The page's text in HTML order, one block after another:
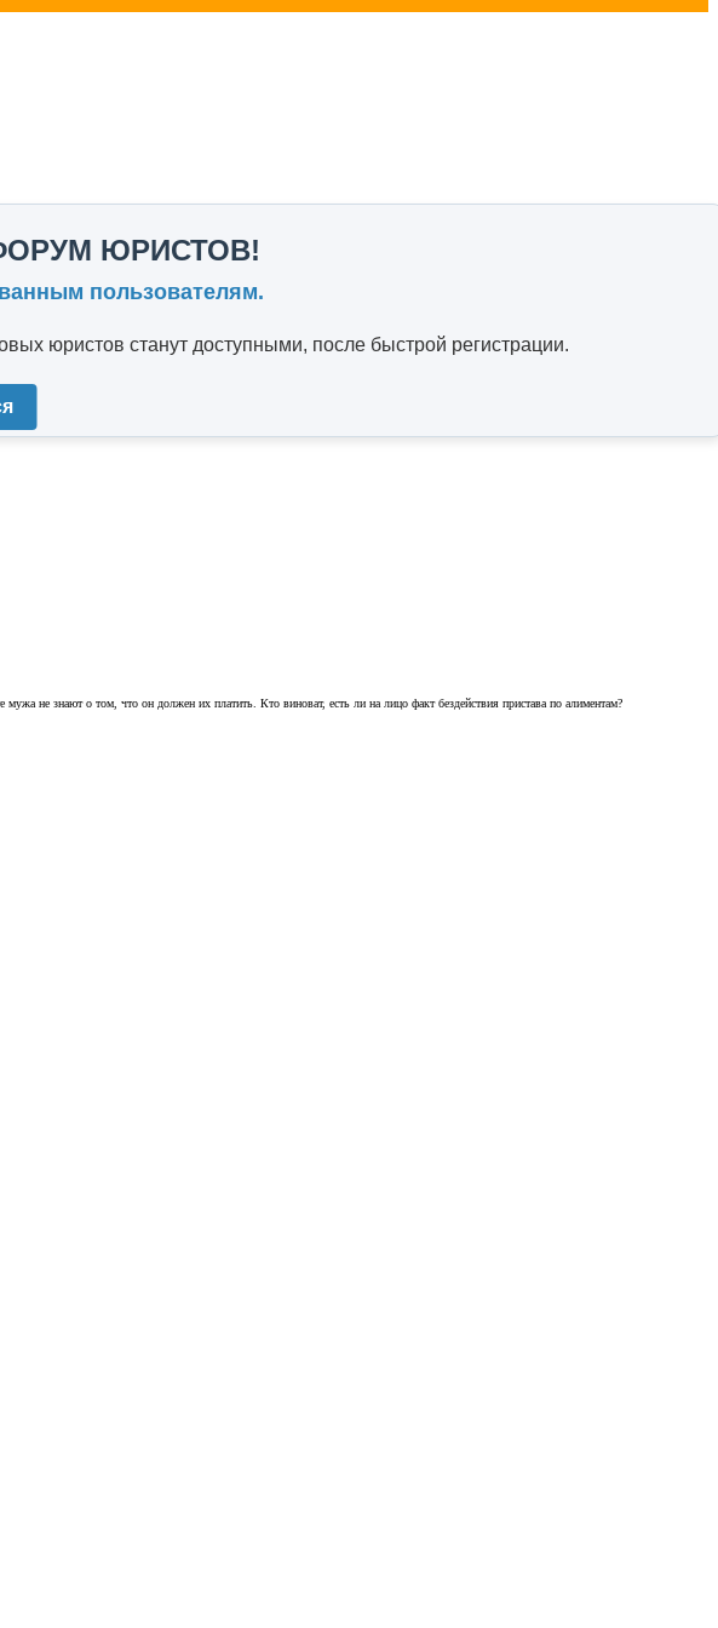
ЮРИСТОВ!
пользователям.
юристов станут доступными, после быстрой регистрации.
не знают о том, что он должен их платить. Кто виноват, есть ли на лицо факт бездействия пристава по алиментам?